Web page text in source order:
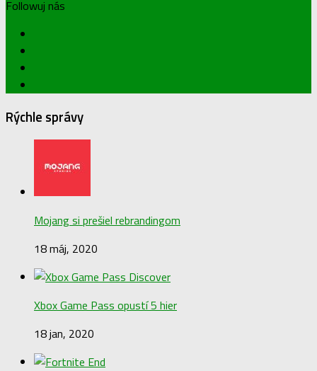
Followuj nás
Rýchle správy
Mojang si prešiel rebrandingom
18 máj, 2020
Xbox Game Pass opustí 5 hier
18 jan, 2020